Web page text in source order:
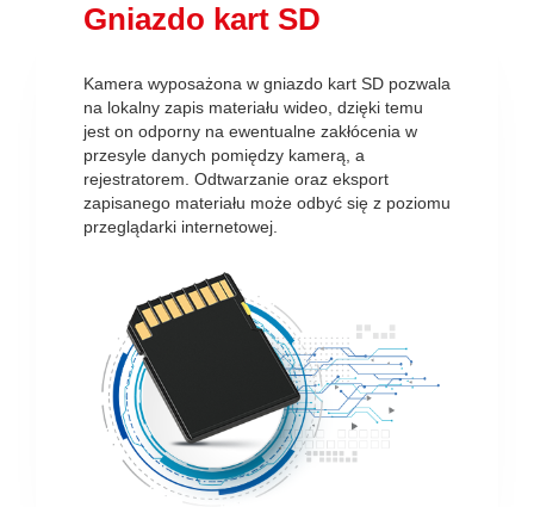
Gniazdo kart SD
Kamera wyposażona w gniazdo kart SD pozwala
na lokalny zapis materiału wideo, dzięki temu
jest on odporny na ewentualne zakłócenia w
przesyle danych pomiędzy kamerą, a
rejestratorem. Odtwarzanie oraz eksport
zapisanego materiału może odbyć się z poziomu
przeglądarki internetowej.